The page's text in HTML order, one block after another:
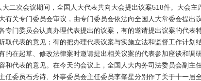
次会议期间，全国人大代表共向大会提出议案518件。大会主
有关专门委员会审议，由专门委员会依法向全国人大常委会提出
专门委员会认真办理代表提出的议案，有的邀请提出议案的代表
取代表的意见；有的把办理代表议案与实施立法和监督工作计划
的在起草、修改法律案时邀请提出相关议案的代表参加座谈和调
和代表的意见。在今天的会议上，全国人大内务司法委员会副主
任委员石秀诗、外事委员会主任委员李肇星分别作了关于十一届